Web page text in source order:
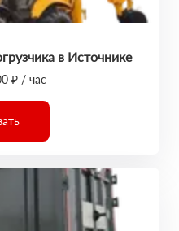
в Источнике
₽ / час